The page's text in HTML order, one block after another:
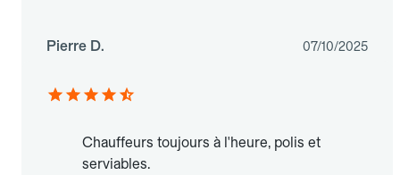
Pierre D. 07/10/2025
Chauffeurs toujours à l'heure, polis et
serviables.